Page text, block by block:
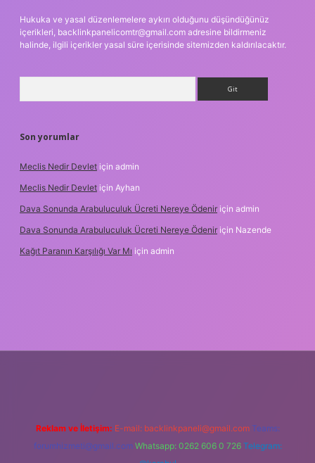
Hukuka ve yasal düzenlemelere aykırı olduğunu düşündüğünüz
içerikleri, backlinkpanelicomtr@gmail.com adresine bildirmeniz
halinde, ilgili içerikler yasal süre içerisinde sitemizden kaldırılacaktır.
Son yorumlar
Meclis Nedir Devlet için admin
Meclis Nedir Devlet için Ayhan
Dava Sonunda Arabuluculuk Ücreti Nereye Ödenir için admin
Dava Sonunda Arabuluculuk Ücreti Nereye Ödenir için Nazende
Kağıt Paranın Karşılığı Var Mı için admin
Reklam ve İletişim: E-mail: backlinkpaneli@gmail.com Teams:
forumhizmeti@gmail.com Whatsapp: 0262 606 0 726 Telegram: